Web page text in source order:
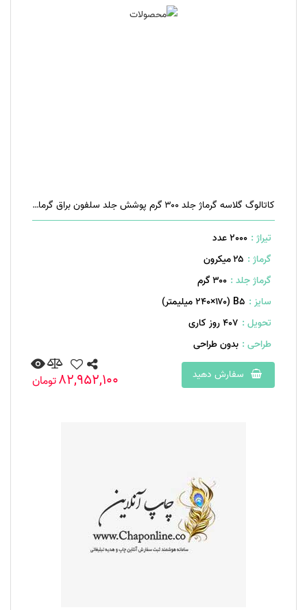
کاتالوگ گلاسه گرماژ جلد ۳۰۰ گرم پوشش جلد سلفون براق گرماژ داخل ۱۷۰ گرم ۴۰ صفحه منگنه تخت
تیراژ : 2000 عدد
گرماژ : ۲۵ میکرون
گرماژ جلد : ۳۰۰ گرم
سایز : B۵ (۲۴۰×۱۷۰ میلیمتر)
تحویل : 407 روز کاری
طراحی : بدون طراحی
سفارش دهید
82,952,100تومان